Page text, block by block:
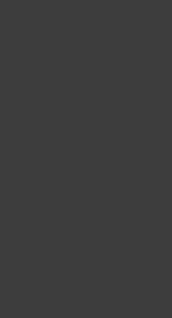
的 70 级角
宏伟天梯秘
生变化，原
将的天梯榜
当你获得传
遇到艾希时
会越来越强
赛季成就页
普通成就，
当前赛季结